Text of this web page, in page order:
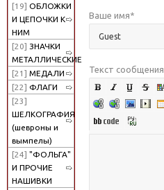
[19] ОБЛОЖКИ
И ЦЕПОЧКИ К
НИМ
[20] ЗНАЧКИ
МЕТАЛЛИЧЕСКИЕ
[21] МЕДАЛИ
[22] ФЛАГИ
[23]
ШЕЛКОГРАФИЯ
(шевроны и
вымпелы)
[24] "ФОЛЬГА"
И ПРОЧИЕ
НАШИВКИ
Ваше имя*
Текст сообщения